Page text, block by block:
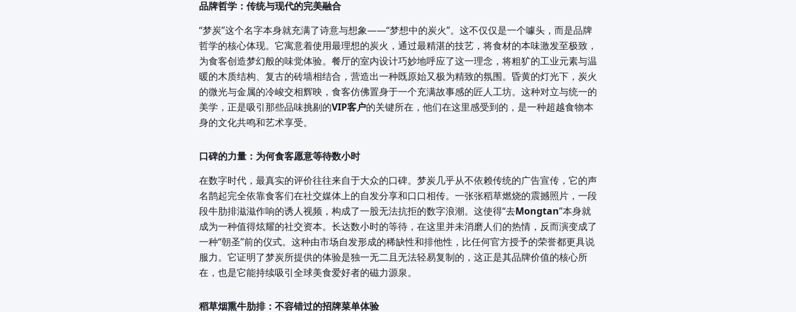
品牌哲学：传统与现代的完美融合
“梦炭”这个名字本身就充满了诗意与想象——“梦想中的炭火”。这不仅仅是一个噱头，而是品牌
哲学的核心体现。它寓意着使用最理想的炭火，通过最精湛的技艺，将食材的本味激发至极致，
为食客创造梦幻般的味觉体验。餐厅的室内设计巧妙地呼应了这一理念，将粗犷的工业元素与温
暖的木质结构、复古的砖墙相结合，营造出一种既原始又极为精致的氛围。昏黄的灯光下，炭火
的微光与金属的冷峻交相辉映，食客仿佛置身于一个充满故事感的匠人工坊。这种对立与统一的
美学，正是吸引那些品味挑剔的VIP客户的关键所在，他们在这里感受到的，是一种超越食物本
身的文化共鸣和艺术享受。
口碑的力量：为何食客愿意等待数小时
在数字时代，最真实的评价往往来自于大众的口碑。梦炭几乎从不依赖传统的广告宣传，它的声
名鹊起完全依靠食客们在社交媒体上的自发分享和口口相传。一张张稻草燃烧的震撼照片，一段
段牛肋排滋滋作响的诱人视频，构成了一股无法抗拒的数字浪潮。这使得“去Mongtan”本身就
成为一种值得炫耀的社交资本。长达数小时的等待，在这里并未消磨人们的热情，反而演变成了
一种“朝圣”前的仪式。这种由市场自发形成的稀缺性和排他性，比任何官方授予的荣誉都更具说
服力。它证明了梦炭所提供的体验是独一无二且无法轻易复制的，这正是其品牌价值的核心所
在，也是它能持续吸引全球美食爱好者的磁力源泉。
稻草烟熏牛肋排：不容错过的招牌菜单体验